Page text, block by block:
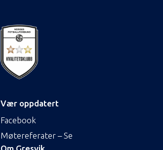
Vær oppdatert
Facebook
Møtereferater – Se